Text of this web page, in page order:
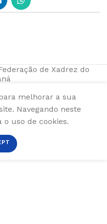
de Xadrez do
melhorar a sua
Navegando neste
o uso de cookies.